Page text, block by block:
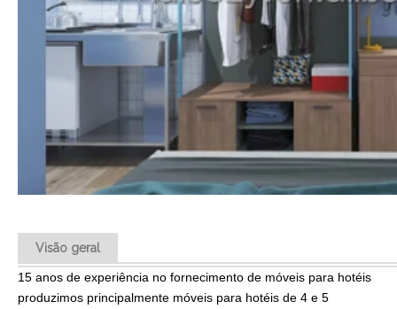
Visão geral
15 anos de experiência no fornecimento de móveis para hotéis
produzimos principalmente móveis para hotéis de 4 e 5